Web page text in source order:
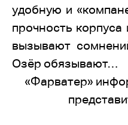
удобную и
прочность корпуса
вызывают
Озёр обязывают…
«Фарватер»